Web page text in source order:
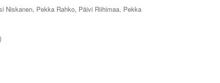
Niskanen, Pekka Rahko, Päivi Riihimaa, Pekka